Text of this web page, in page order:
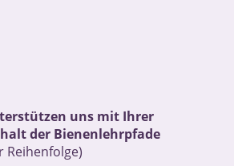
uns mit Ihrer
der Bienenlehrpfade
Reihenfolge)